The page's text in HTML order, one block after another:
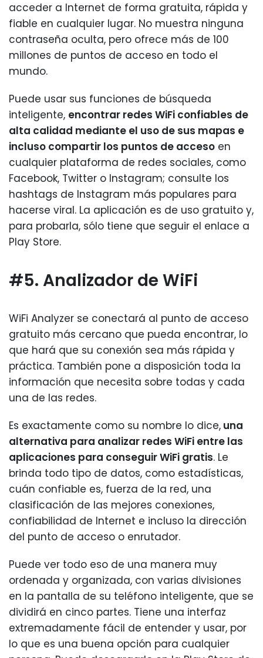
acceder a Internet de forma gratuita, rápida y
fiable en cualquier lugar. No muestra ninguna
contraseña oculta, pero ofrece más de 100
millones de puntos de acceso en todo el
mundo.
Puede usar sus funciones de búsqueda
inteligente, encontrar redes WiFi confiables de
alta calidad mediante el uso de sus mapas e
incluso compartir los puntos de acceso en
cualquier plataforma de redes sociales, como
Facebook, Twitter o Instagram; consulte los
hashtags de Instagram más populares para
hacerse viral. La aplicación es de uso gratuito y,
para probarla, sólo tiene que seguir el enlace a
Play Store.
#5. Analizador de WiFi
WiFi Analyzer se conectará al punto de acceso
gratuito más cercano que pueda encontrar, lo
que hará que su conexión sea más rápida y
práctica. También pone a disposición toda la
información que necesita sobre todas y cada
una de las redes.
Es exactamente como su nombre lo dice, una
alternativa para analizar redes WiFi entre las
aplicaciones para conseguir WiFi gratis. Le
brinda todo tipo de datos, como estadísticas,
cuán confiable es, fuerza de la red, una
clasificación de las mejores conexiones,
confiabilidad de Internet e incluso la dirección
del punto de acceso o enrutador.
Puede ver todo eso de una manera muy
ordenada y organizada, con varias divisiones
en la pantalla de su teléfono inteligente, que se
dividirá en cinco partes. Tiene una interfaz
extremadamente fácil de entender y usar, por
lo que es una buena opción para cualquier